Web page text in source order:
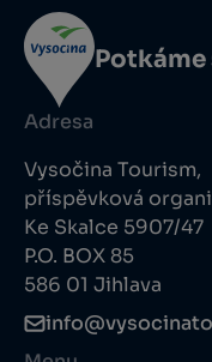
Potkáme
Adresa
Vysočina Tourism,
příspěvková
Ke Skalce 5907/47
P.O. BOX 85
586 01 Jihlava